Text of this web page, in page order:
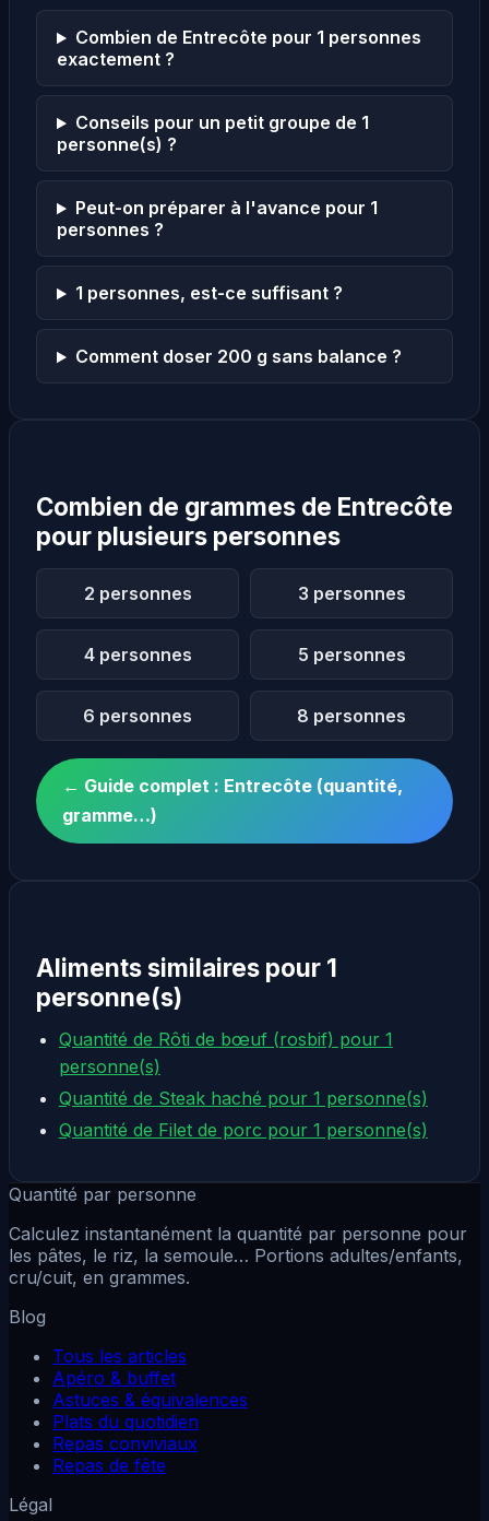
Combien de Entrecôte pour 1 personnes
exactement ?
Conseils pour un petit groupe de 1
personne(s) ?
Peut-on préparer à l'avance pour 1
personnes ?
1 personnes, est-ce suffisant ?
Comment doser 200 g sans balance ?
Combien de grammes de Entrecôte
pour plusieurs personnes
2 personnes 3 personnes
4 personnes 5 personnes
6 personnes 8 personnes
← Guide complet : Entrecôte (quantité,
gramme…)
Aliments similaires pour 1
personne(s)
Quantité de Rôti de bœuf (rosbif) pour 1
personne(s)
Quantité de Steak haché pour 1 personne(s)
Quantité de Filet de porc pour 1 personne(s)
Quantité par personne
Calculez instantanément la quantité par personne pour
les pâtes, le riz, la semoule… Portions adultes/enfants,
cru/cuit, en grammes.
Blog
Tous les articles
Apéro & buffet
Astuces & équivalences
Plats du quotidien
Repas conviviaux
Repas de fête
Légal